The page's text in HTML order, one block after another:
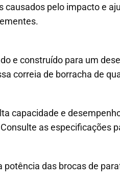
causados pelo impacto e
e construído para um
correia de borracha de
capacidade e
as especificações
potência das brocas de